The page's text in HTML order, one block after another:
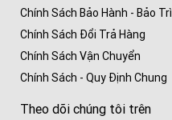
Chính Sách Bảo Hành - Bảo Trì
Chính Sách Đổi Trả Hàng
Chính Sách Vận Chuyển
Chính Sách - Quy Định Chung
Theo dõi chúng tôi trên